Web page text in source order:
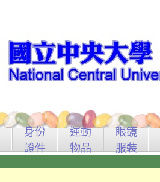
身份
證件
運動
物品
眼鏡
服裝